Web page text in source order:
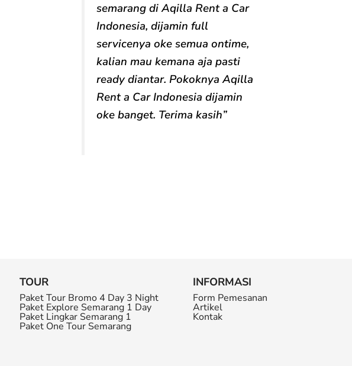
semarang di Aqilla Rent a Car
Indonesia, dijamin full
servicenya oke semua ontime,
kalian mau kemana aja pasti
ready diantar. Pokoknya Aqilla
Rent a Car Indonesia dijamin
oke banget. Terima kasih”
TOUR
Paket Tour Bromo 4 Day 3 Night
Paket Explore Semarang 1 Day
Paket Lingkar Semarang 1
Paket One Tour Semarang
INFORMASI
Form Pemesanan
Artikel
Kontak